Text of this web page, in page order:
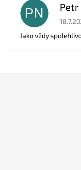
PN Petr
Jako vždy